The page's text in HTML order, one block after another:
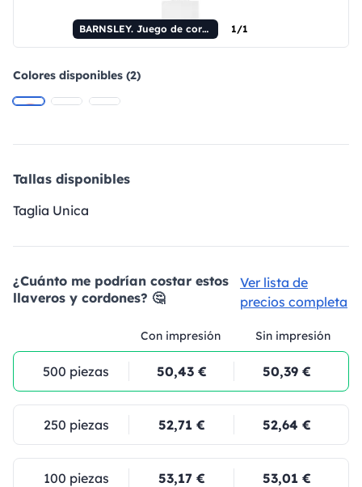
BARNSLEY. Juego de cordón para sublimación Long II (20 mm) en poliéster reciclado (100 % rPET) con mosquetón de 20 mm, cierre de seguridad y portatarjetas rígido de 91 x 68 mm. 1/1
Colores disponibles (2)
Tallas disponibles
Taglia Unica
¿Cuánto me podrían costar estos
llaveros y cordones? 🤔
Ver lista de
precios completa
Con impresión Sin impresión
500 piezas 50,43 € 50,39 €
250 piezas 52,71 € 52,64 €
100 piezas 53,17 € 53,01 €